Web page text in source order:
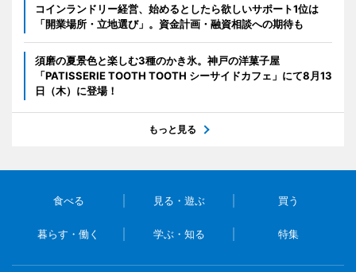
コインランドリー経営、始めるとしたら欲しいサポート1位は
「開業場所・立地選び」。資金計画・融資相談への期待も
須磨の夏景色と楽しむ3種のかき氷。神戸の洋菓子屋
「PATISSERIE TOOTH TOOTH シーサイドカフェ」にて8月13
日（木）に登場！
もっと見る
食べる 見る・遊ぶ 買う
暮らす・働く 学ぶ・知る 特集